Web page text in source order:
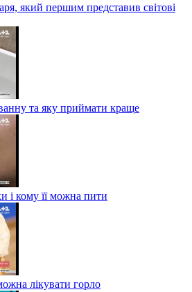
який першим представив світові
та яку приймати краще
і кому її можна пити
лікувати горло